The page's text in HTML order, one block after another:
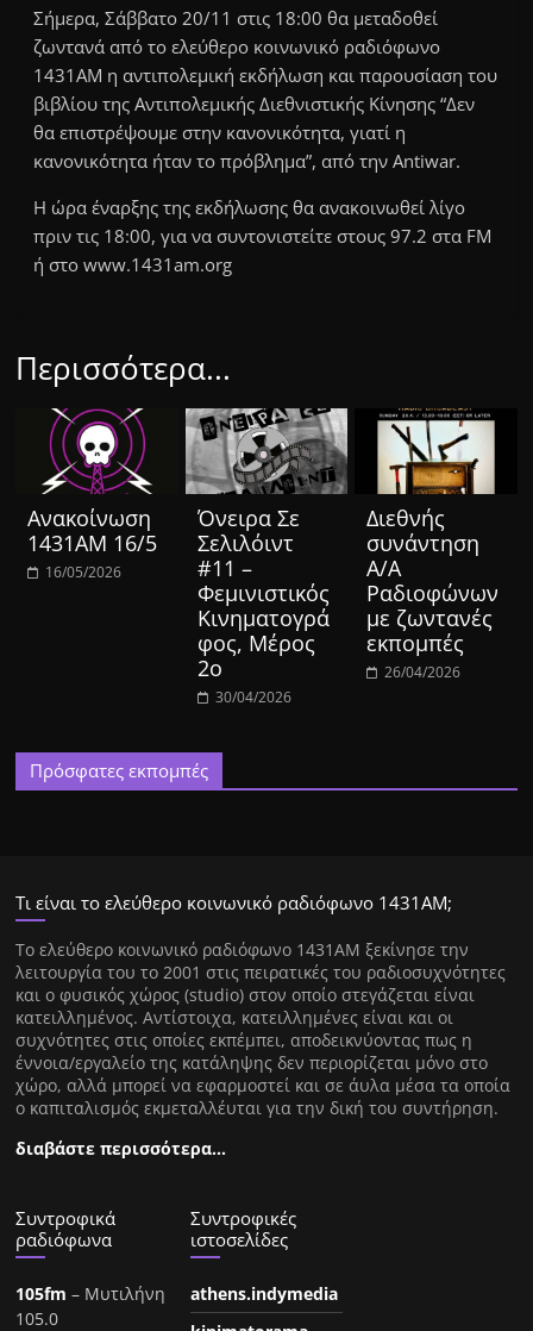
Σήμερα, Σάββατο 20/11 στις 18:00 θα μεταδοθεί
ζωντανά από το ελεύθερο κοινωνικό ραδιόφωνο
1431AM η αντιπολεμική εκδήλωση και παρουσίαση του
βιβλίου της Αντιπολεμικής Διεθνιστικής Κίνησης “Δεν
θα επιστρέψουμε στην κανονικότητα, γιατί η
κανονικότητα ήταν το πρόβλημα”, από την Antiwar.
Η ώρα έναρξης της εκδήλωσης θα ανακοινωθεί λίγο
πριν τις 18:00, για να συντονιστείτε στους 97.2 στα FM
ή στο www.1431am.org
Περισσότερα...
Ανακοίνωση
1431ΑΜ 16/5
16/05/2026
Όνειρα Σε
Σελιλόιντ
#11 –
Φεμινιστικός
Κινηματογρά
φος, Μέρος
2ο
30/04/2026
Διεθνής
συνάντηση
Α/Α
Ραδιοφώνων
με ζωντανές
εκπομπές
26/04/2026
Πρόσφατες εκπομπές
Τι είναι το ελεύθερο κοινωνικό ραδιόφωνο 1431ΑΜ;
Tο ελεύθερο κοινωνικό ραδιόφωνο 1431AM ξεκίνησε την
λειτουργία του το 2001 στις πειρατικές του ραδιοσυχνότητες
και ο φυσικός χώρος (studio) στον οποίο στεγάζεται είναι
κατειλλημένος. Αντίστοιχα, κατειλλημένες είναι και οι
συχνότητες στις οποίες εκπέμπει, αποδεικνύοντας πως η
έννοια/εργαλείο της κατάληψης δεν περιορίζεται μόνο στο
χώρο, αλλά μπορεί να εφαρμοστεί και σε άυλα μέσα τα οποία
ο καπιταλισμός εκμεταλλέυται για την δική του συντήρηση.
διαβάστε περισσότερα…
Συντροφικά
ραδιόφωνα
105fm – Μυτιλήνη
105.0
Συντροφικές
ιστοσελίδες
athens.indymedia